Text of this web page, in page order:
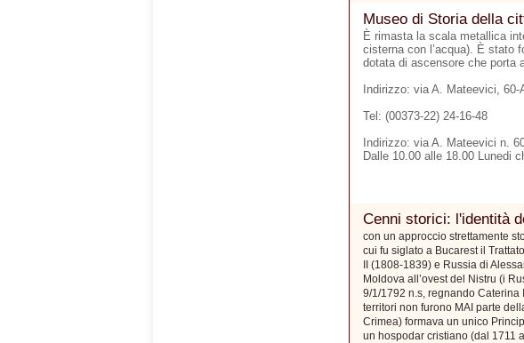
Museo di Storia della
È rimasta la scala metallica
cisterna con l’acqua). È stato
dotata di ascensore che porta
Indirizzo: via A. Mateevici,
Tel: (00373-22) 24-16-48
Indirizzo: via A. Mateevici n.
Dalle 10.00 alle 18.00 Lunedi
Cenni storici: l'identità
con un approccio strettamente
cui fu siglato a Bucarest il
II (1808-1839) e Russia di
Moldova all’ovest del Nistru (i
9/1/1792 n.s, regnando Caterina
territori non furono MAI parte
Crimea) formava un unico
un hospodar cristiano (dal 1711